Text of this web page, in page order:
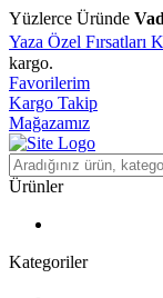
Yüzlerce Üründe
Yaza Özel Fırsatları
kargo.
Favorilerim
Kargo Takip
Mağazamız
Ürünler
Kategoriler